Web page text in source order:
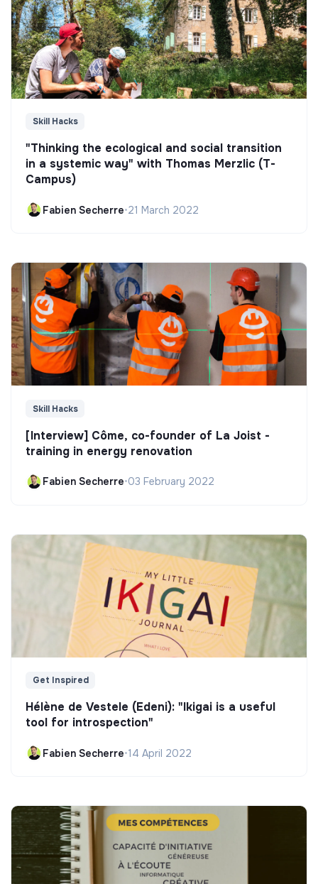
Skill Hacks
"Thinking the ecological and social transition
in a systemic way" with Thomas Merzlic (T-
Campus)
Fabien Secherre•21 March 2022
Skill Hacks
[Interview] Côme, co-founder of La Joist -
training in energy renovation
Fabien Secherre•03 February 2022
Get Inspired
Hélène de Vestele (Edeni): "Ikigai is a useful
tool for introspection"
Fabien Secherre•14 April 2022